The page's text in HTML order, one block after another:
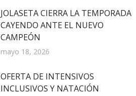
JOLASETA CIERRA LA TEMPORADA
CAYENDO ANTE EL NUEVO
CAMPEÓN
mayo 18, 2026
OFERTA DE INTENSIVOS
INCLUSIVOS Y NATACIÓN